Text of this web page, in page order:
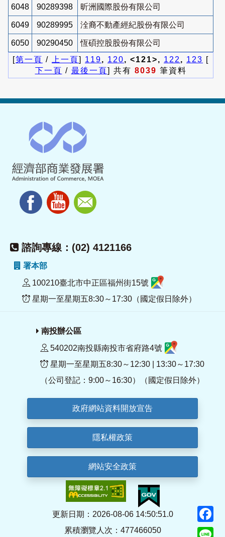
6048 90289398 昕洲國際股份有限公司
6049 90289995 洤裔不動產經紀股份有限公司
6050 90290450
恆碩控股股份有限公司
[第一頁 / 上一頁] 119, 120, <121>, 122 , 123 [
下一頁 / 最後一頁] 共有 8039 筆資料
諮詢專線：(02) 4121166
署本部
100210臺北市中正區福州街15號
星期一至星期五8:30～17:30（國定假日除外）
南投辦公區
540202南投縣南投市省府路4號
星期一至星期五8:30～12:30 | 13:30～17:30
（公司登記：9:00～16:30）（國定假日除外）
政府網站資料開放宣告
隱私權政策
網站安全政策
更新日期：2026-08-06 14:50:51.0
累積瀏覽人次：477466050